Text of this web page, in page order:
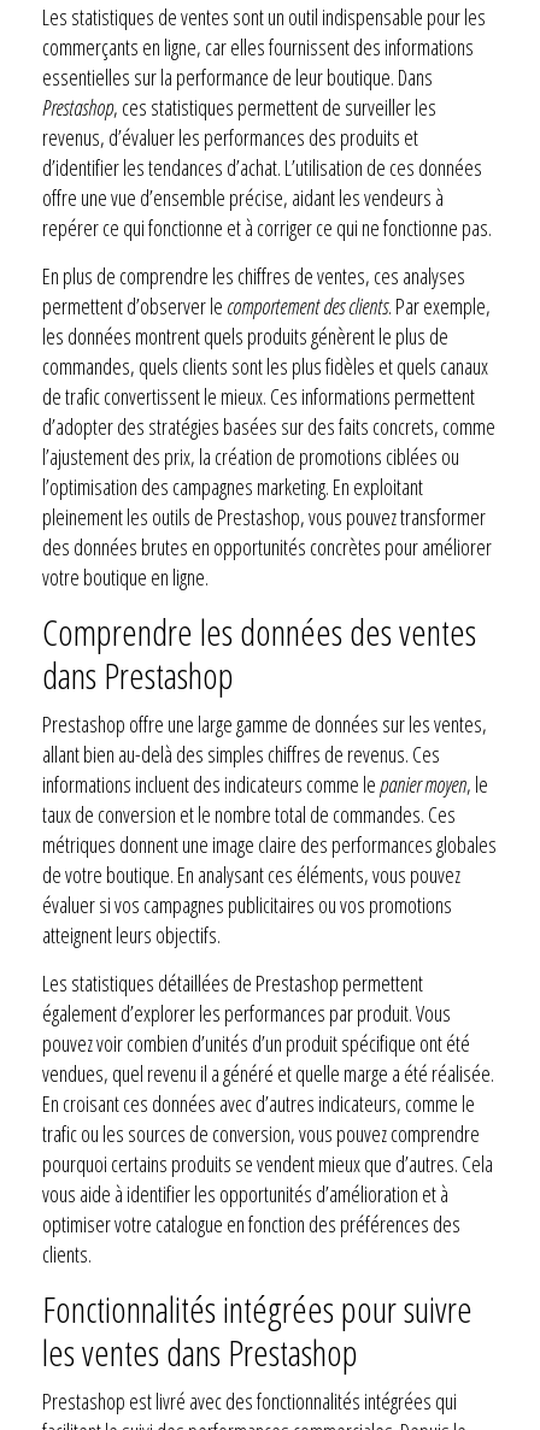
Les statistiques de ventes sont un outil indispensable pour les
commerçants en ligne, car elles fournissent des informations
essentielles sur la performance de leur boutique. Dans
Prestashop, ces statistiques permettent de surveiller les
revenus, d’évaluer les performances des produits et
d’identifier les tendances d’achat. L’utilisation de ces données
offre une vue d’ensemble précise, aidant les vendeurs à
repérer ce qui fonctionne et à corriger ce qui ne fonctionne pas.
En plus de comprendre les chiffres de ventes, ces analyses
permettent d’observer le comportement des clients. Par exemple,
les données montrent quels produits génèrent le plus de
commandes, quels clients sont les plus fidèles et quels canaux
de trafic convertissent le mieux. Ces informations permettent
d’adopter des stratégies basées sur des faits concrets, comme
l’ajustement des prix, la création de promotions ciblées ou
l’optimisation des campagnes marketing. En exploitant
pleinement les outils de Prestashop, vous pouvez transformer
des données brutes en opportunités concrètes pour améliorer
votre boutique en ligne.
Comprendre les données des ventes
dans Prestashop
Prestashop offre une large gamme de données sur les ventes,
allant bien au-delà des simples chiffres de revenus. Ces
informations incluent des indicateurs comme lepanier moyen, le
taux de conversion et le nombre total de commandes. Ces
métriques donnent une image claire des performances globales
de votre boutique. En analysant ces éléments, vous pouvez
évaluer si vos campagnes publicitaires ou vos promotions
atteignent leurs objectifs.
Les statistiques détaillées de Prestashop permettent
également d’explorer les performances par produit. Vous
pouvez voir combien d’unités d’un produit spécifique ont été
vendues, quel revenu il a généré et quelle marge a été réalisée.
En croisant ces données avec d’autres indicateurs, comme le
trafic ou les sources de conversion, vous pouvez comprendre
pourquoi certains produits se vendent mieux que d’autres. Cela
vous aide à identifier les opportunités d’amélioration et à
optimiser votre catalogue en fonction des préférences des
clients.
Fonctionnalités intégrées pour suivre
les ventes dans Prestashop
Prestashop est livré avec des fonctionnalités intégrées qui